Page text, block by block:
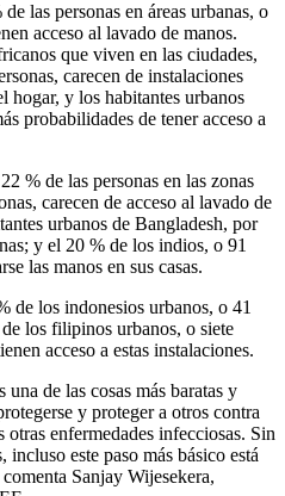
las personas en áreas urbanas, o
acceso al lavado de manos.
que viven en las ciudades,
carecen de instalaciones
hogar, y los habitantes urbanos
probabilidades de tener acceso a
% de las personas en las zonas
carecen de acceso al lavado de
urbanos de Bangladesh, por
y el 20 % de los indios, o 91
las manos en sus casas.
de los indonesios urbanos, o 41
los filipinos urbanos, o siete
acceso a estas instalaciones.
de las cosas más baratas y
y proteger a otros contra
enfermedades infecciosas. Sin
este paso más básico está
Sanjay Wijesekera,